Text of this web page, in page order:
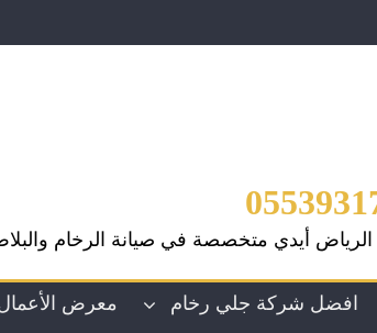
أيدي متخصصة في صيانة الرخام
معرض افضل شركة جلي رخام